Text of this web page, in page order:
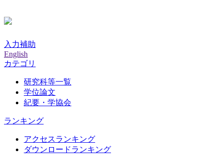
入力補助
English
カテゴリ
研究科等一覧
学位論文
紀要・学協会
ランキング
アクセスランキング
ダウンロードランキング